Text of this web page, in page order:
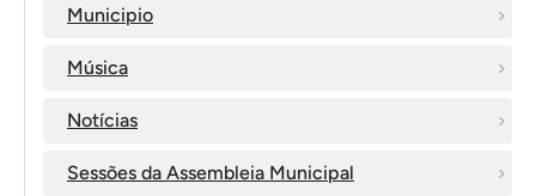
Municipio
Música
Notícias
Sessões da Assembleia Municipal